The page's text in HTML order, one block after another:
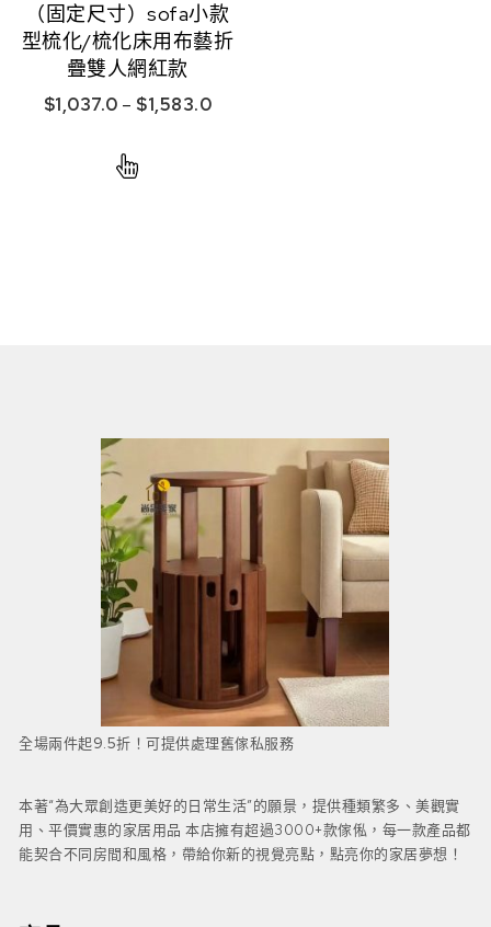
（固定尺寸）sofa小款
型梳化/梳化床用布藝折
疊雙人網紅款
$1,037.0 – $1,583.0
全場兩件起9.5折！可提供處理舊傢私服務
本著“為大眾創造更美好的日常生活”的願景，提供種類繁多、美觀實
用、平價實惠的家居用品 本店擁有超過3000+款傢俬，每一款產品都
能契合不同房間和風格，帶給你新的視覺亮點，點亮你的家居夢想！